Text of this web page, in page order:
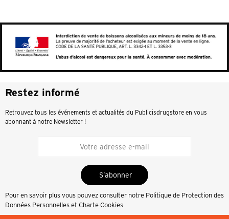
Restez informé
Retrouvez tous les événements et actualités du Publicisdrugstore en vous
abonnant à notre Newsletter !
S’abonner
Pour en savoir plus vous pouvez consulter notre Politique de Protection des
Données Personnelles et Charte Cookies